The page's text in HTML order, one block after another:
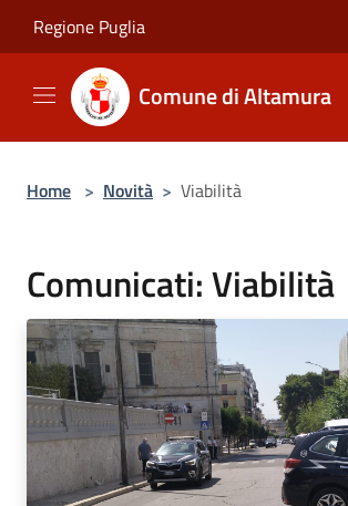
Regione Puglia
Comune di Altamura
Home > Novità > Viabilità
Comunicati: Viabilità